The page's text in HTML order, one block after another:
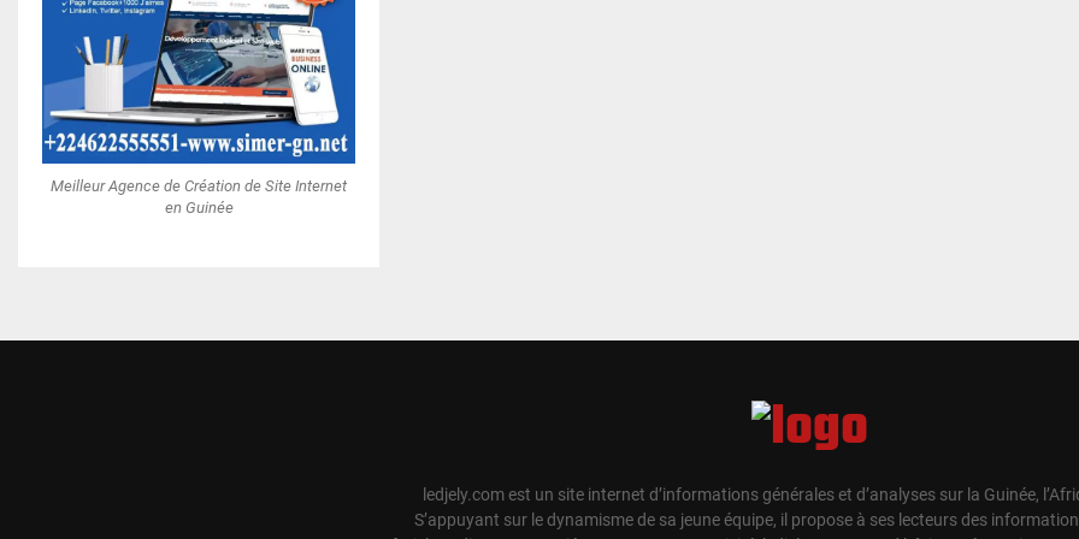
Meilleur Agence de Création de Site Internet
en Guinée
ledjely.com est un site internet d’informations générales et d’analyses sur la Guinée,
S’appuyant sur le dynamisme de sa jeune équipe, il propose à ses lecteurs des